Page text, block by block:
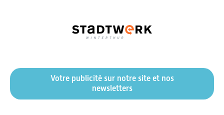
Votre publicité sur notre site et nos
newsletters